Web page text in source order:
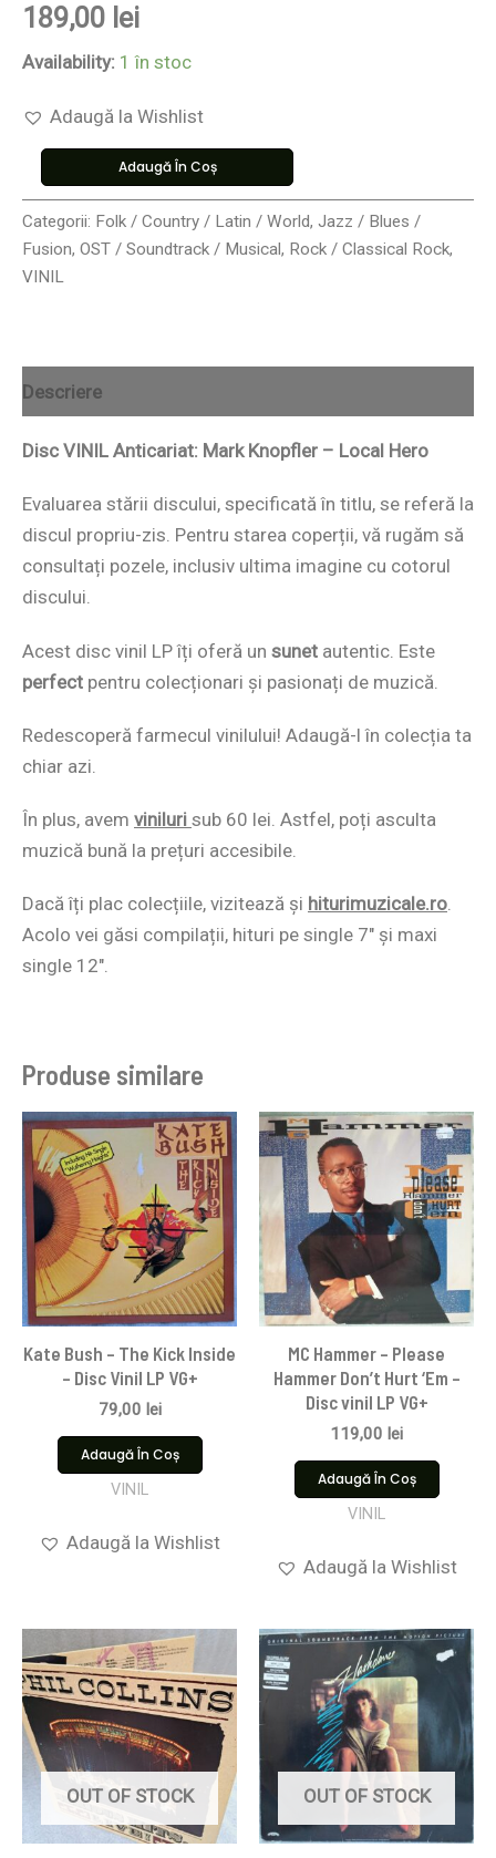
189,00 lei
Availability: 1 în stoc
Adaugă la Wishlist
Adaugă În Coș
Categorii: Folk / Country / Latin / World, Jazz / Blues /
Fusion, OST / Soundtrack / Musical, Rock / Classical Rock,
VINIL
Descriere
Disc VINIL Anticariat: Mark Knopfler ‎– Local Hero
Evaluarea stării discului, specificată în titlu, se referă la
discul propriu-zis. Pentru starea coperții, vă rugăm să
consultați pozele, inclusiv ultima imagine cu cotorul
discului.
Acest disc vinil LP îți oferă un sunet autentic. Este
perfect pentru colecționari și pasionați de muzică.
Redescoperă farmecul vinilului! Adaugă-l în colecția ta
chiar azi.
În plus, avem viniluri sub 60 lei. Astfel, poți asculta
muzică bună la prețuri accesibile.
Dacă îți plac colecțiile, vizitează și hiturimuzicale.ro.
Acolo vei găsi compilații, hituri pe single 7″ și maxi
single 12″.
Produse similare
Kate Bush – The Kick Inside
– Disc Vinil LP VG+
79,00 lei
Adaugă În Coș
VINIL
Adaugă la Wishlist
MC Hammer – Please
Hammer Don’t Hurt ‘Em –
Disc vinil LP VG+
119,00 lei
Adaugă În Coș
VINIL
Adaugă la Wishlist
OUT OF STOCK OUT OF STOCK